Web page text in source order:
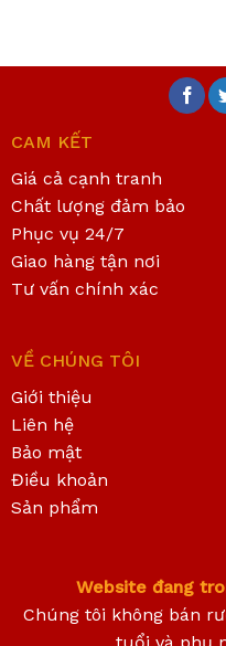
CAM KẾT
Giá cả cạnh tranh
Chất lượng đảm bảo
Phục vụ 24/7
Giao hàng tận nơi
Tư vấn chính xác
VỀ CHÚNG TÔI
Giới thiệu
Liên hệ
Bảo mật
Điều khoản
Sản phẩm
Website đang
Chúng tôi không bán
tuổi và phụ